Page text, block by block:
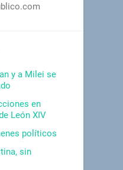
y a Milei se
en
León XIV
políticos
sin